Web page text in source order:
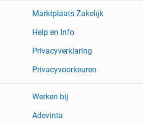
Marktplaats Zakelijk
Help en Info
Privacyverklaring
Privacyvoorkeuren
Werken bij
Adevinta